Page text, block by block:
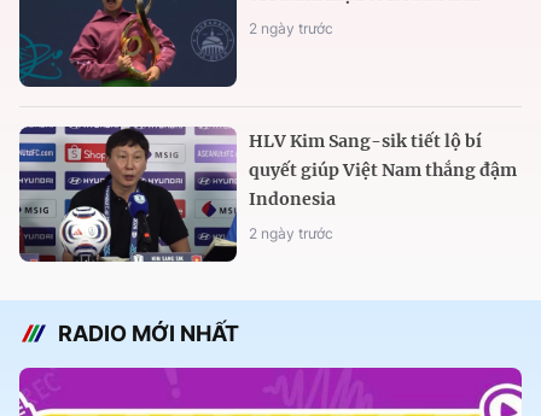
2 ngày trước
HLV Kim Sang-sik tiết lộ bí
quyết giúp Việt Nam thắng đậm
Indonesia
2 ngày trước
RADIO MỚI NHẤT